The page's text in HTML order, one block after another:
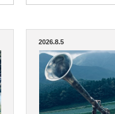
2026.8.5